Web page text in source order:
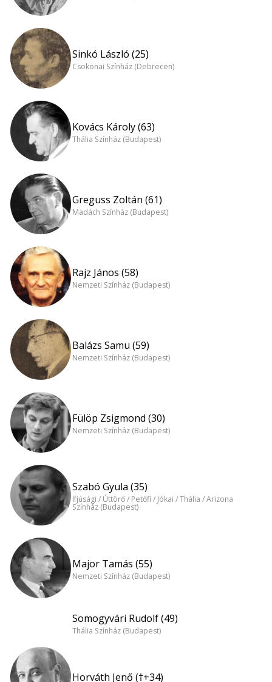
Sinkó László (25)
Csokonai Színház (Debrecen)
Kovács Károly (63)
Thália Színház (Budapest)
Greguss Zoltán (61)
Madách Színház (Budapest)
Rajz János (58)
Nemzeti Színház (Budapest)
Balázs Samu (59)
Nemzeti Színház (Budapest)
Fülöp Zsigmond (30)
Nemzeti Színház (Budapest)
Szabó Gyula (35)
Ifjúsági / Úttörő / Petőfi / Jókai / Thália / Arizona
Színház (Budapest)
Major Tamás (55)
Nemzeti Színház (Budapest)
Somogyvári Rudolf (49)
Thália Színház (Budapest)
Horváth Jenő (†+34)